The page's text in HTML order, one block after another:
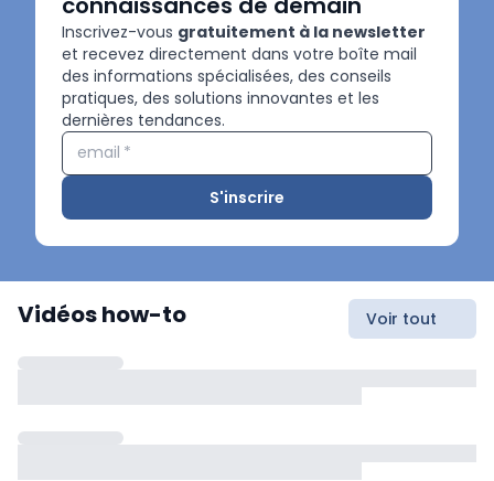
Inscrivez-vous gratuitement à la newsletter
et recevez directement dans votre boîte mail
des informations spécialisées, des conseils
pratiques, des solutions innovantes et les
dernières tendances.
email *
S'inscrire
Vidéos how-to Voir tout